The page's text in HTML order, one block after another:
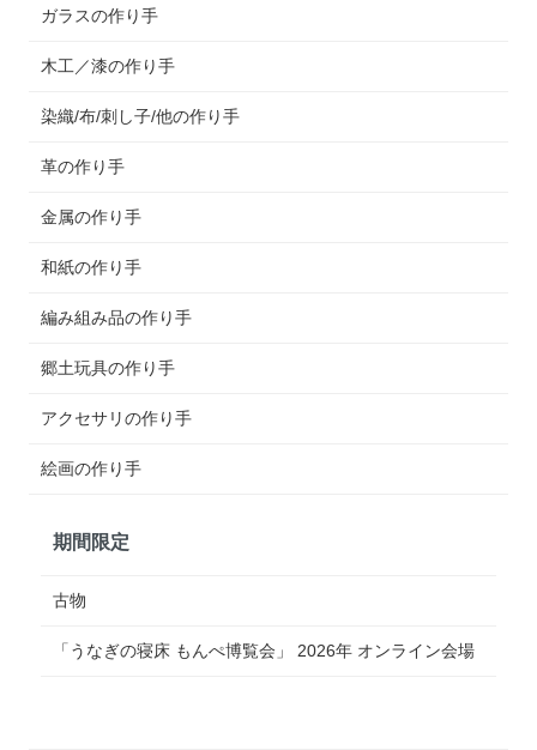
ガラスの作り手
木工／漆の作り手
染織/布/刺し子/他の作り手
革の作り手
金属の作り手
和紙の作り手
編み組み品の作り手
郷土玩具の作り手
アクセサリの作り手
絵画の作り手
期間限定
古物
「うなぎの寝床 もんぺ博覧会」 2026年 オンライン会場